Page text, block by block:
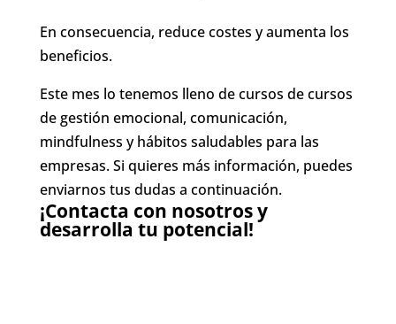
En consecuencia, reduce costes y aumenta los
beneficios.
Este mes lo tenemos lleno de cursos de cursos
de gestión emocional, comunicación,
mindfulness y hábitos saludables para las
empresas. Si quieres más información, puedes
enviarnos tus dudas a continuación.
¡Contacta con nosotros y
desarrolla tu potencial!